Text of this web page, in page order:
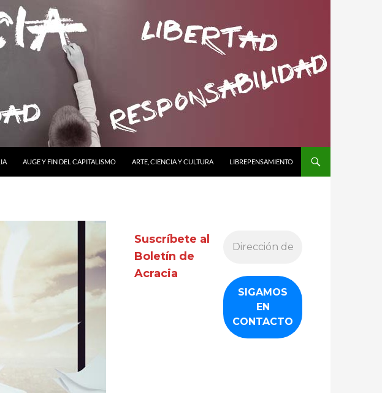
AUGE Y FIN DEL CAPITALISMO ARTE, CIENCIA Y CULTURA LIBREPENSAMIENTO
Suscríbete al
Boletín de
Acracia